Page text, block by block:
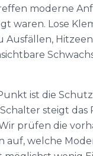
moderne
waren. Lose
ist die
steigt das
prüfen die
auf, welche